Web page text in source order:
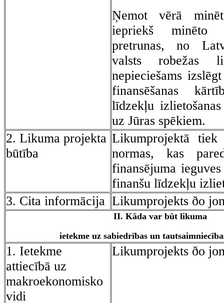
Ņemot vērā
iepriekš minēto
pretrunas, no
valsts robežas
nepieciešams
finansēšanas
līdzekļu
uz Jūras spēkiem.
2. Likuma projekta
būtība
Likumprojektā tiek
normas, kas
finansējuma
finanšu līdzekļu
3. Cita informācija Likumprojekts ðo
II. Kāda var būt likuma
ietekme uz sabiedrības un
1. Ietekme
attiecībā uz
makroekonomisko
vidi
Likumprojekts ðo